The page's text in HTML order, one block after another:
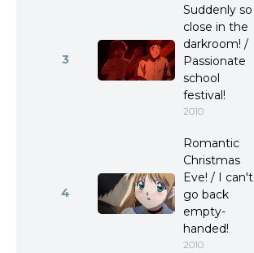
3
Suddenly so
close in the
darkroom! /
Passionate
school
festival!
2010
4
Romantic
Christmas
Eve! / I can't
go back
empty-
handed!
2010